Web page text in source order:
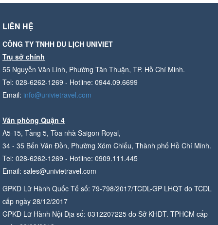
LIÊN HỆ
CÔNG TY TNHH DU LỊCH UNIVIET
Trụ sở chính
55 Nguyễn Văn Linh, Phường Tân Thuận, TP. Hồ Chí Minh.
Tel: 028-6262-1269 - Hotline: 0944.09.6699
Email: info@univietravel.com
Văn phòng Quận 4
A5-15, Tầng 5, Tòa nhà Saigon Royal,
34 - 35 Bến Vân Đồn, Phường Xóm Chiếu, Thành phố Hồ Chí Minh.
Tel: 028-6262-1269 - Hotline: 0909.111.445
Email: sales@univietravel.com
GPKD Lữ Hành Quốc Tế số: 79-798/2017/TCDL-GP LHQT do TCDL
cấp ngày 28/12/2017
GPKD Lữ Hành Nội Địa số: 0312207225 do Sở KHĐT. TPHCM cấp